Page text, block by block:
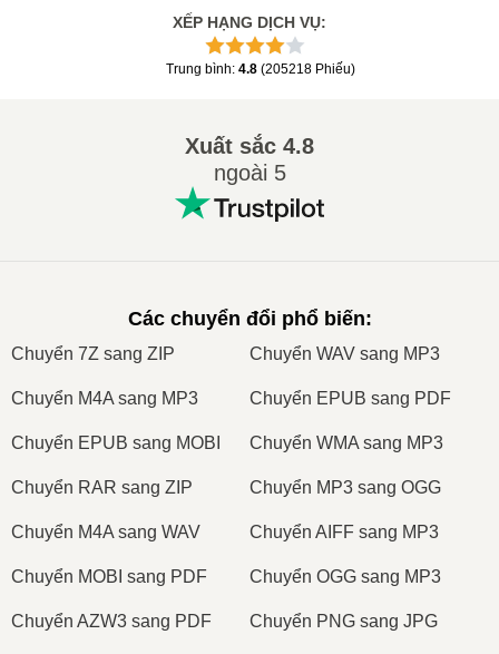
XẾP HẠNG DỊCH VỤ:
Trung bình: 4.8 (205218 Phiếu)
Xuất sắc 4.8
ngoài 5
Các chuyển đổi phổ biến:
Сhuyển 7Z sang ZIP Сhuyển WAV sang MP3
Сhuyển M4A sang MP3 Сhuyển EPUB sang PDF
Сhuyển EPUB sang MOBI Сhuyển WMA sang MP3
Сhuyển RAR sang ZIP Сhuyển MP3 sang OGG
Сhuyển M4A sang WAV Сhuyển AIFF sang MP3
Сhuyển MOBI sang PDF Сhuyển OGG sang MP3
Сhuyển AZW3 sang PDF Сhuyển PNG sang JPG